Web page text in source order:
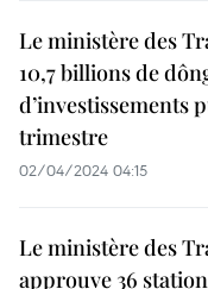
Le ministère des
10,7 billions de
d’investissements
trimestre
02/04/2024 04:15
Le ministère des
approuve 36